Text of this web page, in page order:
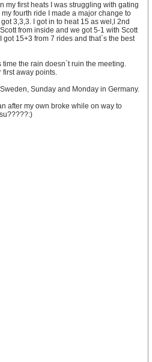
my first heats I was struggling with gating
fourth ride I made a major change to
3,3,3. I got in to heat 15 as wel,l 2nd
from inside and we got 5-1 with Scott
15+3 from 7 rides and that`s the best
the rain doesn`t ruin the meeting.
first away points.
Sunday and Monday in Germany.
after my own broke while on way to